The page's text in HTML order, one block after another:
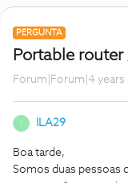
PERGUNTA
Portable
Forum|Forum|4 years
ILA29
Boa tarde,
Somos duas pessoas